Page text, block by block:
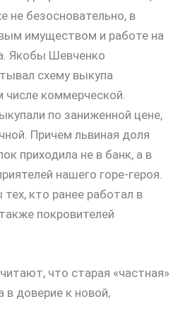
не безосновательно, в
имуществом и работе на
Якобы Шевченко
схему выкупа
коммерческой.
по заниженной цене,
Причем львиная доля
приходила не в банк, а в
нашего горе-героя.
кто ранее работал в
покровителей
что старая «частная»
в доверие к новой,